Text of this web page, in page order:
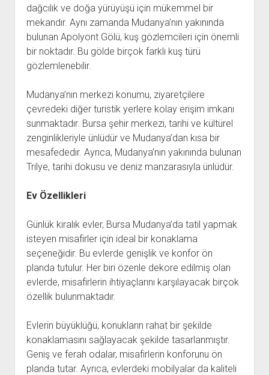
dağcılık ve doğa yürüyüşü için mükemmel bir
mekandır. Aynı zamanda Mudanya’nın yakınında
bulunan Apolyont Gölü, kuş gözlemcileri için önemli
bir noktadır. Bu gölde birçok farklı kuş türü
gözlemlenebilir.
Mudanya’nın merkezi konumu, ziyaretçilere
çevredeki diğer turistik yerlere kolay erişim imkanı
sunmaktadır. Bursa şehir merkezi, tarihi ve kültürel
zenginlikleriyle ünlüdür ve Mudanya’dan kısa bir
mesafededir. Ayrıca, Mudanya’nın yakınında bulunan
Trilye, tarihi dokusu ve deniz manzarasıyla ünlüdür.
Ev Özellikleri
Günlük kiralık evler, Bursa Mudanya’da tatil yapmak
isteyen misafirler için ideal bir konaklama
seçeneğidir. Bu evlerde genişlik ve konfor ön
planda tutulur. Her biri özenle dekore edilmiş olan
evlerde, misafirlerin ihtiyaçlarını karşılayacak birçok
özellik bulunmaktadır.
Evlerin büyüklüğü, konukların rahat bir şekilde
konaklamasını sağlayacak şekilde tasarlanmıştır.
Geniş ve ferah odalar, misafirlerin konforunu ön
planda tutar. Ayrıca, evlerdeki mobilyalar da kaliteli